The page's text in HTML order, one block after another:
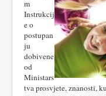
m
Instrukcij
e o
postupan
ju
dobivene
od
Ministars
tva prosvjete, znanosti,